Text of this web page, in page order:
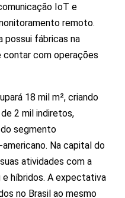
IoT e
remoto.
possui fábricas na
contar com operações
18 mil m², criando
2 mil indiretos,
segmento
Na capital do
atividades com a
híbridos. A expectativa
no Brasil ao mesmo